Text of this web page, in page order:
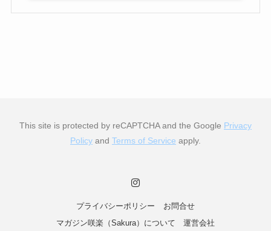
This site is protected by reCAPTCHA and the Google Privacy
Policy and Terms of Service apply.
プライバシーポリシー
お問合せ
マガジン咲楽（Sakura）について
運営会社